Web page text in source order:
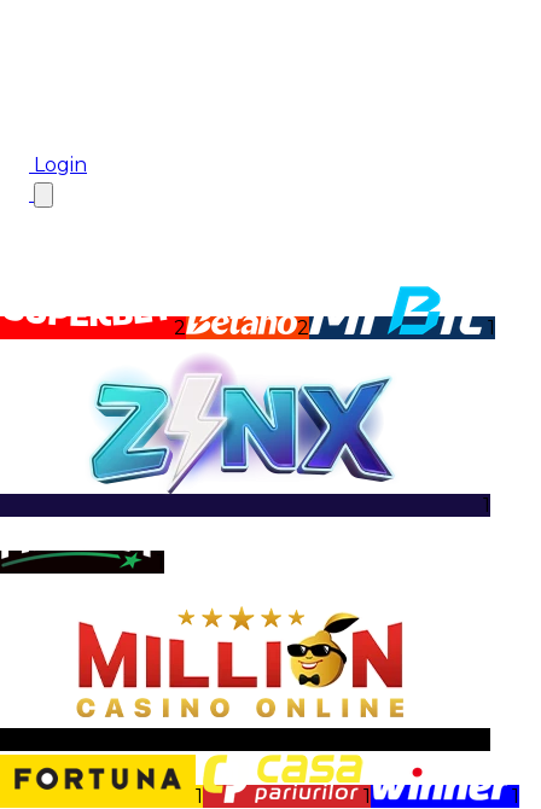
Login
2 2 1
1
1 1 1